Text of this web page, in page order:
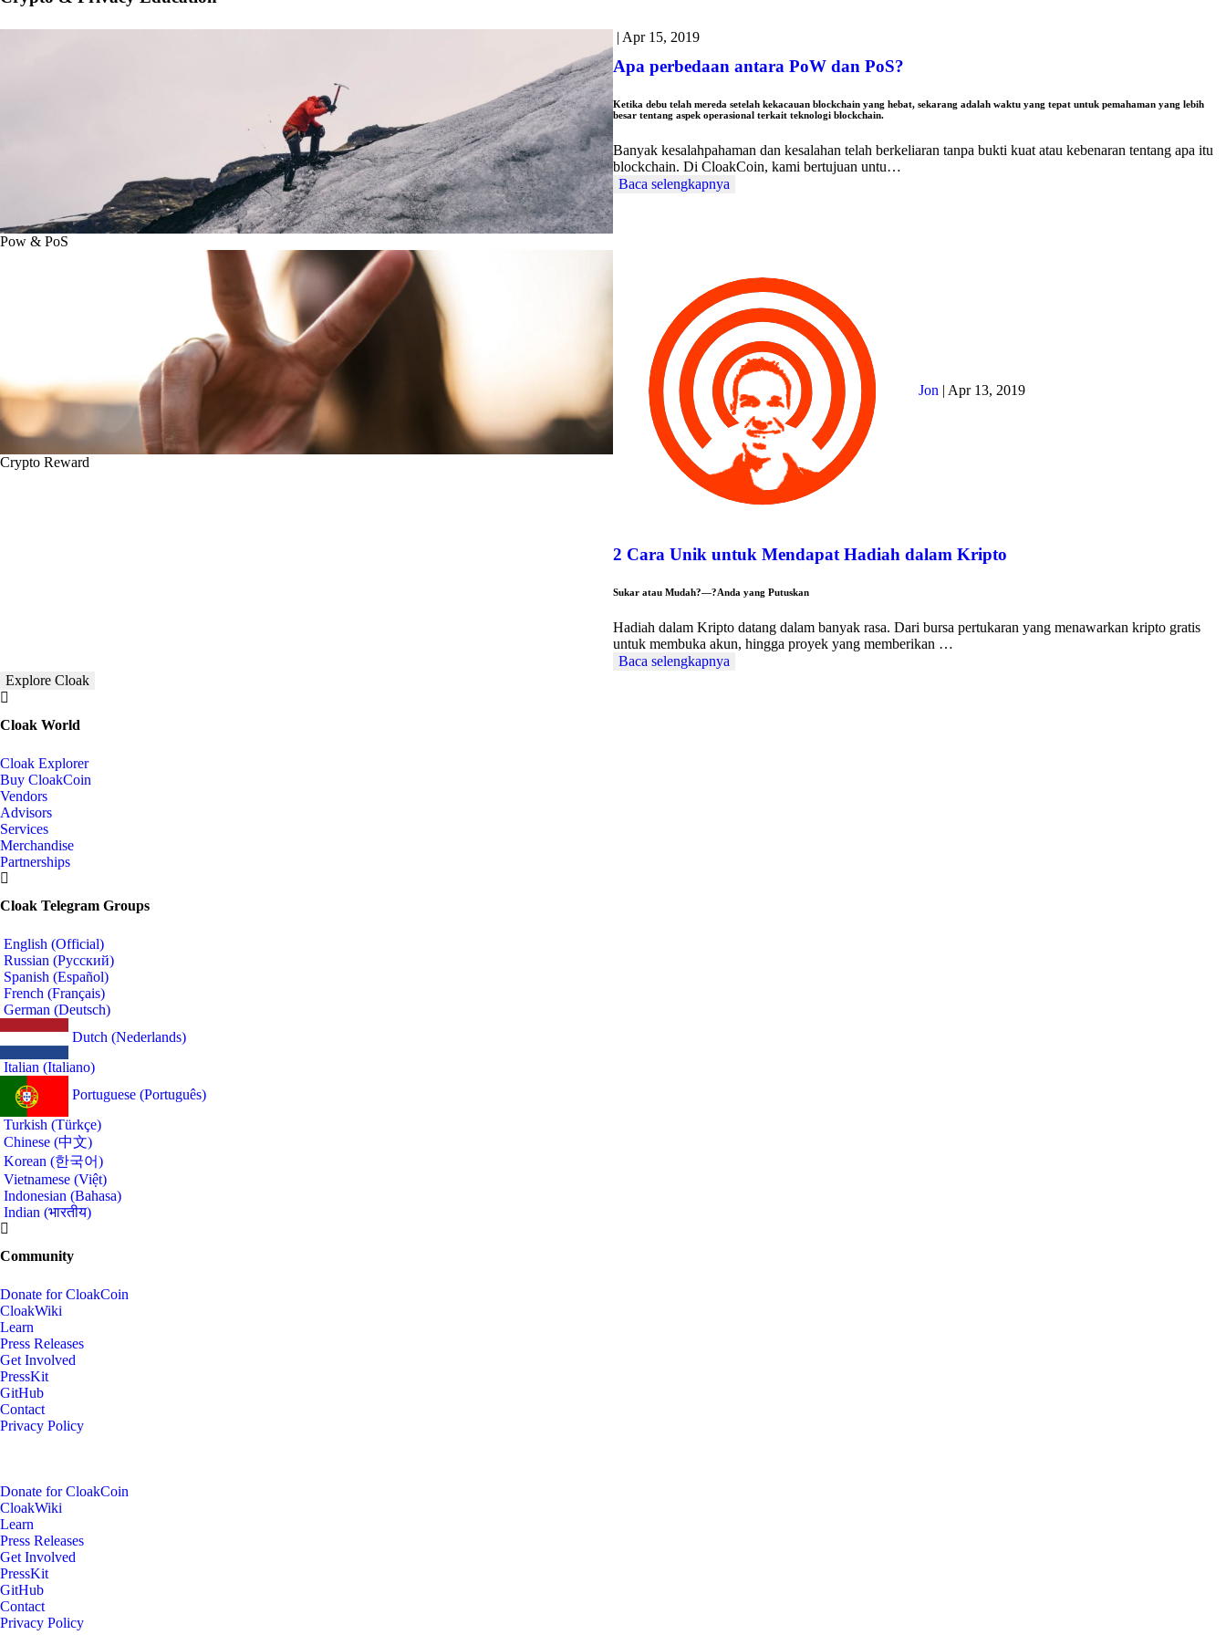
Pow & PoS
| Apr 15, 2019
Apa perbedaan antara PoW dan PoS?
Ketika debu telah mereda setelah kekacauan blockchain yang hebat, sekarang adalah waktu yang tepat untuk pemahaman yang lebih
besar tentang aspek operasional terkait teknologi blockchain.
Banyak kesalahpahaman dan kesalahan telah berkeliaran tanpa bukti kuat atau kebenaran tentang apa itu
blockchain. Di CloakCoin, kami bertujuan untu…
Baca selengkapnya
Crypto Reward
Jon | Apr 13, 2019
2 Cara Unik untuk Mendapat Hadiah dalam Kripto
Sukar atau Mudah?—?Anda yang Putuskan
Hadiah dalam Kripto datang dalam banyak rasa. Dari bursa pertukaran yang menawarkan kripto gratis
untuk membuka akun, hingga proyek yang memberikan …
Baca selengkapnya
Explore Cloak
Cloak World
Cloak Explorer
Buy CloakCoin
Vendors
Advisors
Services
Merchandise
Partnerships
Cloak Telegram Groups
English (Official)
Russian (Русский)
Spanish (Español)
French (Français)
German (Deutsch)
Dutch (Nederlands)
Italian (Italiano)
Portuguese (Português)
Turkish (Türkçe)
Chinese (中文)
Korean (한국어)
Vietnamese (Việt)
Indonesian (Bahasa)
Indian (भारतीय)
Community
Donate for CloakCoin
CloakWiki
Learn
Press Releases
Get Involved
PressKit
GitHub
Contact
Privacy Policy
Donate for CloakCoin
CloakWiki
Learn
Press Releases
Get Involved
PressKit
GitHub
Contact
Privacy Policy